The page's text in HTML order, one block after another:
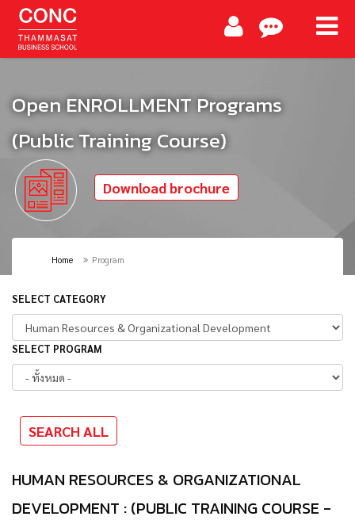
Open ENROLLMENT Programs
(Public Training Course)
Download brochure
Home Program
SELECT CATEGORY
SELECT PROGRAM
HUMAN RESOURCES & ORGANIZATIONAL
DEVELOPMENT : (PUBLIC TRAINING COURSE -